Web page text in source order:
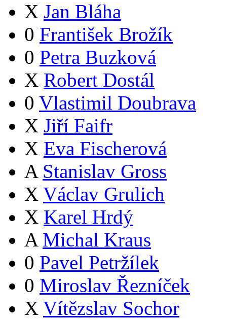
X Jan Bláha
0 František Brožík
0 Petra Buzková
X Robert Dostál
0 Vlastimil Doubrava
X Jiří Faifr
X Eva Fischerová
A Stanislav Gross
X Václav Grulich
X Karel Hrdý
A Michal Kraus
0 Pavel Petržílek
0 Miroslav Řezníček
X Vítězslav Sochor